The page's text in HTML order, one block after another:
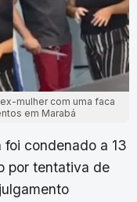
mulher com uma faca
em Marabá
condenado a 13
por tentativa de